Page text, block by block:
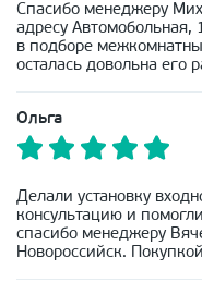
Спасибо менеджеру
адресу
в подборе
осталась довольна его
Ольга
Делали установку
консультацию и
спасибо менеджеру
Новороссийск.